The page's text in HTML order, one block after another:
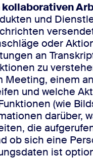
und
oder
an
zu
einem
und welche
(wie
darüber,
die
ob sich eine
ist